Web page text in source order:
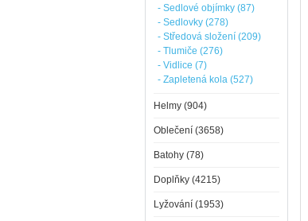
- Sedlové objímky (87)
- Sedlovky (278)
- Středová složení (209)
- Tlumiče (276)
- Vidlice (7)
- Zapletená kola (527)
Helmy (904)
Oblečení (3658)
Batohy (78)
Doplňky (4215)
Lyžování (1953)